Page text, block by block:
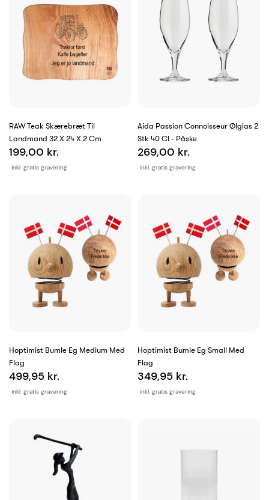
RAW Teak Skærebræt Til
Landmand 32 X 24 X 2 Cm
inkl. gratis gravering
199,00 kr.
Aida Passion Connoisseur Ølglas 2
Stk 40 Cl - Påske
inkl. gratis gravering
269,00 kr.
Hoptimist Bumle Eg Medium Med
Flag
inkl. gratis gravering
499,95 kr.
Hoptimist Bumle Eg Small Med
Flag
inkl. gratis gravering
349,95 kr.